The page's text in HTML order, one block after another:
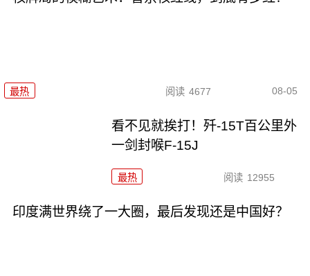
最热 阅读 4677 08-05
看不见就挨打！歼-15T百公里外
一剑封喉F-15J
最热 阅读 12955
印度满世界绕了一大圈，最后发现还是中国好？